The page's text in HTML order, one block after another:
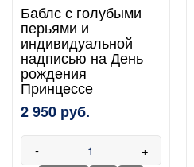
Баблс с голубыми
перьями и
индивидуальной
надписью на День
рождения
Принцессе
2 950 руб.
- +